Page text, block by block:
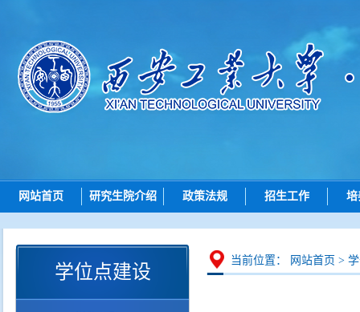
网站首页 研究生院介绍
研究生院简介
岗位职责
政策法规
总则
招生
培养
招生工作
招生动态
博士招生
硕士招生
培
研
学位点建设
当前位置： 网站首页 >